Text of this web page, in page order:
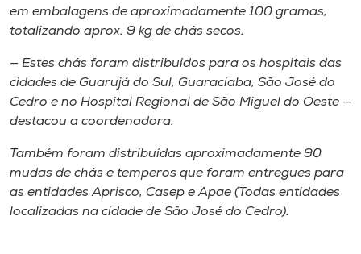
A-
em embalagens de aproximadamente 100 gramas,
totalizando aprox. 9 kg de chás secos.
— Estes chás foram distribuídos para os hospitais das
cidades de Guarujá do Sul, Guaraciaba, São José do
Cedro e no Hospital Regional de São Miguel do Oeste —
destacou a coordenadora.
Também foram distribuídas aproximadamente 90
mudas de chás e temperos que foram entregues para
as entidades Aprisco, Casep e Apae (Todas entidades
localizadas na cidade de São José do Cedro).